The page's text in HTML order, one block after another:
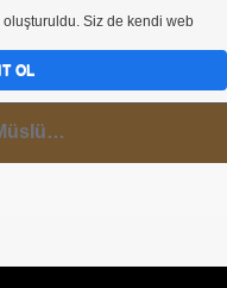
Hamza Çayir & Müslüminal Paylaşımlar
oluşturuldu. Siz de kendi web
OL